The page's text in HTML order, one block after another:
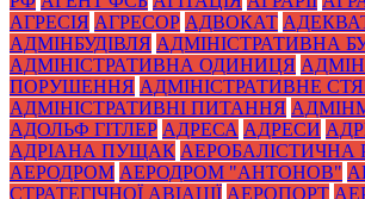
АГРЕСІЯ АГРЕСОР АДВОКАТ
АДМІНБУДІВЛЯ АДМІНІСТРАТИВНА
АДМІНІСТРАТИВНА ОДИНИЦЯ
ПОРУШЕННЯ АДМІНІСТРАТИВНЕ
АДМІНІСТРАТИВНІ ПИТАННЯ
АДОЛЬФ ГІТЛЕР АДРЕСА АДРЕСИ
АДРІАНА ПУЩАК АЕРОБАЛІСТИЧНА
АЕРОДРОМ АЕРОДРОМ "АНТОНОВ"
СТРАТЕГІЧНОЇ АВІАЦІЇ АЕРОПОРТ